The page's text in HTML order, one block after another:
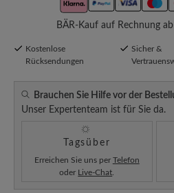
BÄR-Kauf auf Rechnung
Kostenlose
Rücksendungen
Sicher &
Brauchen Sie Hilfe vor der
Unser Expertenteam ist für Sie da.
Tagsüber
Erreichen Sie uns per Telefon
oder Live-Chat